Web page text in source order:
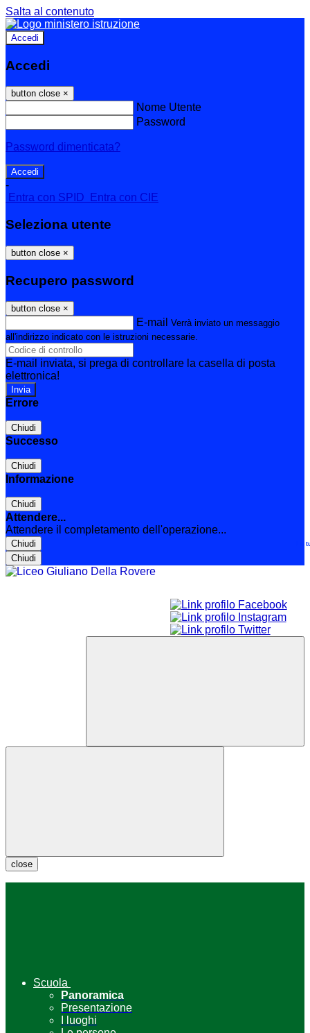
Salta al contenuto
Accedi
Accedi
button close ×
Nome Utente
Password
Password dimenticata?
-
Entra con SPID
Entra con CIE
Seleziona utente
button close ×
Recupero password
button close ×
E-mail Verrà inviato un messaggio
all'indirizzo indicato con le istruzioni necessarie.
E-mail inviata, si prega di controllare la casella di posta
elettronica!
Errore
Chiudi
Successo
Chiudi
Informazione
Chiudi
Attendere...
Attendere il completamento dell'operazione...
Chiudi
Chiudi
Le
close
Scuola
Panoramica
Presentazione
I luoghi